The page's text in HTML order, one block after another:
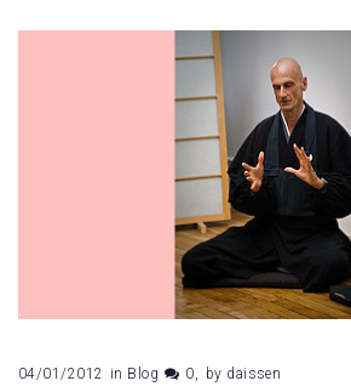
04/01/2012 in Blog 0 by daissen